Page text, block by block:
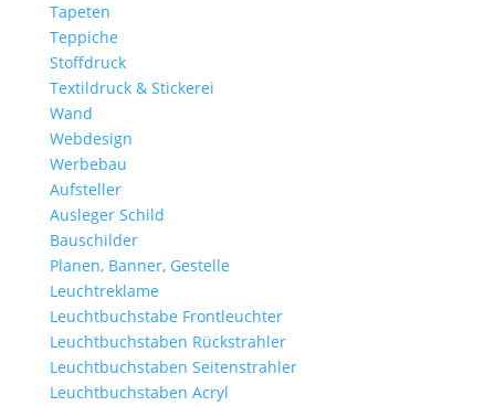
Tapeten
Teppiche
Stoffdruck
Textildruck & Stickerei
Wand
Webdesign
Werbebau
Aufsteller
Ausleger Schild
Bauschilder
Planen, Banner, Gestelle
Leuchtreklame
Leuchtbuchstabe Frontleuchter
Leuchtbuchstaben Rückstrahler
Leuchtbuchstaben Seitenstrahler
Leuchtbuchstaben Acryl